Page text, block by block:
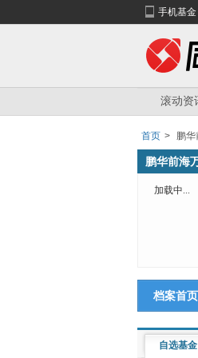
手机基金
滚动资
首页 > 鹏
鹏华前海
加载中...
档案首页
自选基金